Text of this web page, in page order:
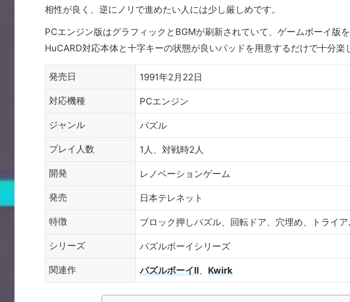
相性が良く、逆にノリで進めたい人には少し厳しめです。
PCエンジン版はグラフィックとBGMが刷新されていて、ゲームボーイ版
HuCARD対応本体と十字キーの状態が良いパッドを用意するだけで十分楽
発売日 1991年2月22日
対応機種 PCエンジン
ジャンル パズル
プレイ人数 1人、対戦時2人
開発 レノベーションゲーム
発売 日本テレネット
特徴 ブロック押しパズル、回転ドア、穴埋め、トライ
シリーズ パズルボーイシリーズ
関連作 パズルボーイII、 Kwirk